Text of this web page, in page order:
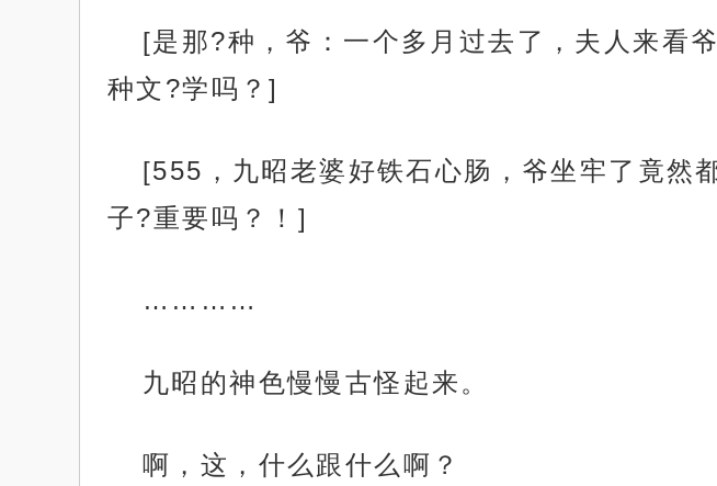
[是那?种，爷：一个多月过去了，夫人来
种文?学吗？]
[555，九昭老婆好铁石心肠，爷坐牢了竟然
子?重要吗？！]
…………
九昭的神色慢慢古怪起来。
啊，这，什么跟什么啊？